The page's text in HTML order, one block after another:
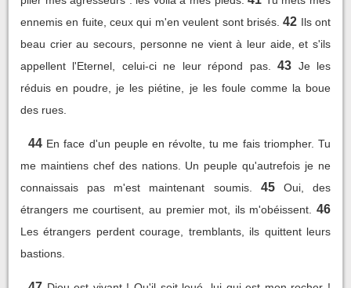
ennemis en fuite, ceux qui m'en veulent sont brisés. 42 Ils ont
beau crier au secours, personne ne vient à leur aide, et s'ils
appellent l'Eternel, celui-ci ne leur répond pas.
43 Je les
réduis en poudre, je les piétine, je les foule comme la boue
des rues.
44 En face d'un peuple en révolte, tu me fais triompher. Tu
me maintiens chef des nations. Un peuple qu'autrefois je ne
connaissais pas m'est maintenant soumis.
45
Oui, des
étrangers me courtisent, au premier mot, ils m'obéissent.
46
Les étrangers perdent courage, tremblants, ils quittent leurs
bastions.